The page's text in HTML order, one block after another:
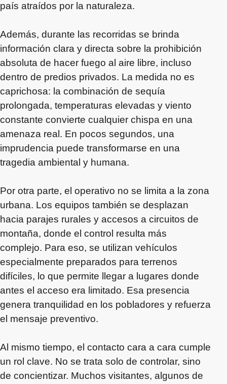
país atraídos por la naturaleza.
Además, durante las recorridas se brinda
información clara y directa sobre la prohibición
absoluta de hacer fuego al aire libre, incluso
dentro de predios privados. La medida no es
caprichosa: la combinación de sequía
prolongada, temperaturas elevadas y viento
constante convierte cualquier chispa en una
amenaza real. En pocos segundos, una
imprudencia puede transformarse en una
tragedia ambiental y humana.
Por otra parte, el operativo no se limita a la zona
urbana. Los equipos también se desplazan
hacia parajes rurales y accesos a circuitos de
montaña, donde el control resulta más
complejo. Para eso, se utilizan vehículos
especialmente preparados para terrenos
difíciles, lo que permite llegar a lugares donde
antes el acceso era limitado. Esa presencia
genera tranquilidad en los pobladores y refuerza
el mensaje preventivo.
Al mismo tiempo, el contacto cara a cara cumple
un rol clave. No se trata solo de controlar, sino
de concientizar. Muchos visitantes, algunos de